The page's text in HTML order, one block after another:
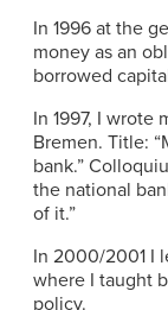
In 1996 at the
money as an
borrowed
In 1997, I wrote
Bremen. Title:
bank.”
the national
of it.”
In 2000/2001 I
where I taught
policy.